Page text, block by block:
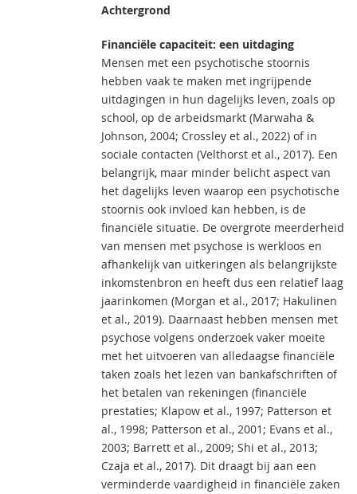
Achtergrond
Financiële capaciteit: een uitdaging
Mensen met een psychotische stoornis
hebben vaak te maken met ingrijpende
uitdagingen in hun dagelijks leven, zoals op
school, op de arbeidsmarkt (Marwaha &
Johnson, 2004; Crossley et al., 2022) of in
sociale contacten (Velthorst et al., 2017). Een
belangrijk, maar minder belicht aspect van
het dagelijks leven waarop een psychotische
stoornis ook invloed kan hebben, is de
financiële situatie. De overgrote meerderheid
van mensen met psychose is werkloos en
afhankelijk van uitkeringen als belangrijkste
inkomstenbron en heeft dus een relatief laag
jaarinkomen (Morgan et al., 2017; Hakulinen
et al., 2019). Daarnaast hebben mensen met
psychose volgens onderzoek vaker moeite
met het uitvoeren van alledaagse financiële
taken zoals het lezen van bankafschriften of
het betalen van rekeningen (financiële
prestaties; Klapow et al., 1997; Patterson et
al., 1998; Patterson et al., 2001; Evans et al.,
2003; Barrett et al., 2009; Shi et al., 2013;
Czaja et al., 2017). Dit draagt bij aan een
verminderde vaardigheid in financiële zaken